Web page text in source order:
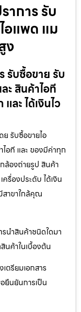
าการ รับ
อแพด แม
ง
รับซื้อขาย รับ
ะ สินค้าไอที
ละ ได้เงินไว
ย รับซื้อขายไอ
อที และ ของมีค่าทุก
ล้องถ่ายรูป สินค้า
รื่องประดับ ได้เงิน
สาขาใกล้คุณ
นำสินค้าชนิดใดมา
นค้าในเบื้องต้น
ตรียมเอกสาร
ยืนยันการเป็น